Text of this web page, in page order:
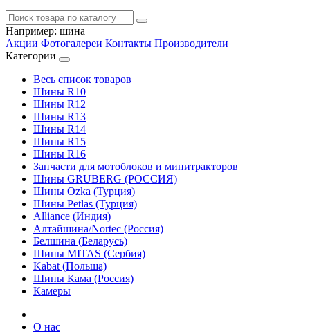
Например: шина
Акции Фотогалереи Контакты Производители
Категории
Весь список товаров
Шины R10
Шины R12
Шины R13
Шины R14
Шины R15
Шины R16
Запчасти для мотоблоков и минитракторов
Шины GRUBERG (РОССИЯ)
Шины Ozka (Турция)
Шины Petlas (Турция)
Alliance (Индия)
Алтайшина/Nortec (Россия)
Белшина (Беларусь)
Шины MITAS (Сербия)
Kabat (Польша)
Шины Кама (Россия)
Камеры
О нас